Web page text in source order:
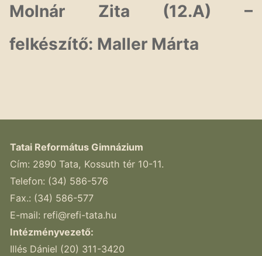
Molnár Zita (12.A) –
felkészítő: Maller Márta
Tatai Református Gimnázium
Cím: 2890 Tata, Kossuth tér 10-11.
Telefon: (34) 586-576
Fax.: (34) 586-577
E-mail: refi@refi-tata.hu
Intézményvezető:
Illés Dániel (20) 311-3420